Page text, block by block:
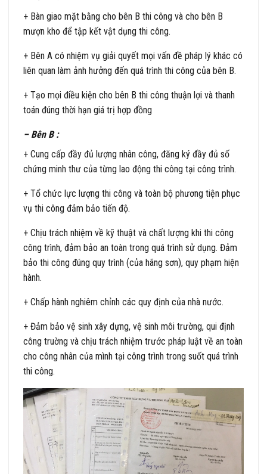
+ Bàn giao mặt bằng cho bên B thi công và cho bên B
mượn kho để tập kết vật dụng thi công.
+ Bên A có nhiệm vụ giải quyết mọi vấn đề pháp lý khác có
liên quan làm ảnh hưởng đến quá trình thi công của bên B.
+ Tạo mọi điều kiện cho bên B thi công thuận lợi và thanh
toán đúng thời hạn giá trị hợp đồng
– Bên B :
+ Cung cấp đầy đủ lượng nhân công, đăng ký đầy đủ số
chứng minh thư của từng lao động thi công tại công trình.
+ Tổ chức lực lượng thi công và toàn bộ phương tiện phục
vụ thi công đảm bảo tiến độ.
+ Chịu trách nhiệm về kỹ thuật và chất lượng khi thi công
công trình, đảm bảo an toàn trong quá trình sử dụng. Đảm
bảo thi công đúng quy trình (của hãng sơn), quy phạm hiện
hành.
+ Chấp hành nghiêm chỉnh các quy định của nhà nước.
+ Đảm bảo vệ sinh xây dựng, vệ sinh môi trường, qui định
công truờng và chịu trách nhiệm trước pháp luật về an toàn
cho công nhân của mình tại công trình trong suốt quá trình
thi công.